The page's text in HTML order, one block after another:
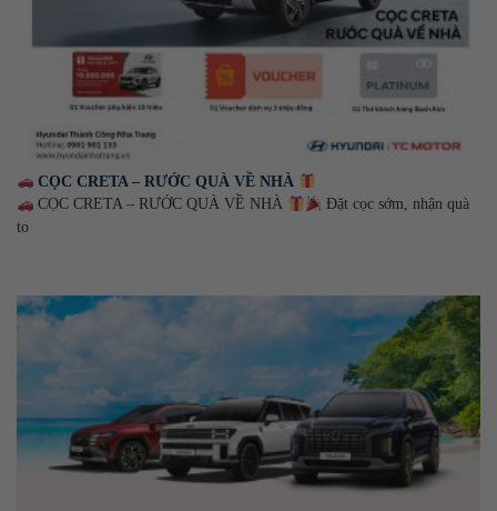
CỌC CRETA – RƯỚC QUÀ VỀ NHÀ
CỌC CRETA – RƯỚC QUÀ VỀ NHÀ
Đặt cọc sớm, nhận quà
to